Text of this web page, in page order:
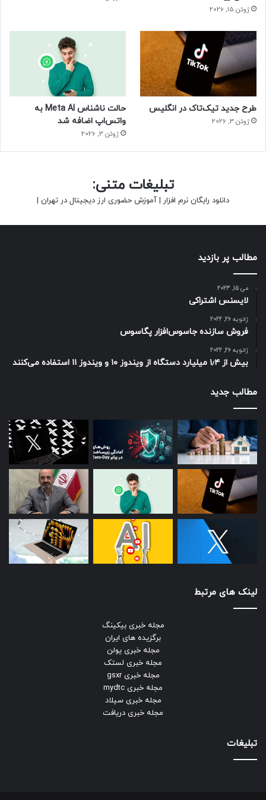
جدی است
منبع : زومیت
ژوئن 15, 2026
طرح جدید تیک‌تاک در انگلیس
ژوئن 3, 2026
حالت ناشناس Meta AI به
واتس‌اپ اضافه شد
ژوئن 3, 2026
تبلیغات متنی:
دانلود رایگان نرم افزار | آموزش حضوری ارز دیجیتال در تهران |
مطالب پر بازدید
می 15, 2023
لایسنس اشتراکی
ژانویه 26, 2022
فروش سازنده جاسوس‌افزار پگاسوس
ژانویه 26, 2022
بیش از ۱٫۴ میلیارد دستگاه از ویندوز ۱۰ و ویندوز ۱۱ استفاده می‌کنند
مطالب جدید
لینک های مرتبط
مجله خبری بیکینگ
برگزیده های ایران
مجله خبری یولن
مجله خبری لستک
مجله خبری gsxr
مجله خبری mydtc
مجله خبری سیلاد
مجله خبری دریافت
تبلیغات